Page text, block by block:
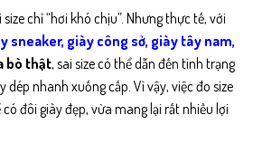
chỉ “hơi khó chịu”. Nhưng thực tế, với
sneaker, giày công sở, giày tây nam,
bò thật, sai size có thể dẫn đến tình trạng
nhanh xuống cấp. Vì vậy, việc đo size
đôi giày đẹp, vừa mang lại rất nhiều lợi